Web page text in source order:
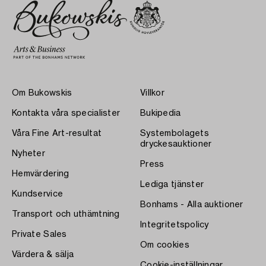
Om Bukowskis
Kontakta våra specialister
Våra Fine Art-resultat
Nyheter
Hemvärdering
Kundservice
Transport och uthämtning
Private Sales
Värdera & sälja
Villkor
Bukipedia
Systembolagets
dryckesauktioner
Press
Lediga tjänster
Bonhams - Alla auktioner
Integritetspolicy
Om cookies